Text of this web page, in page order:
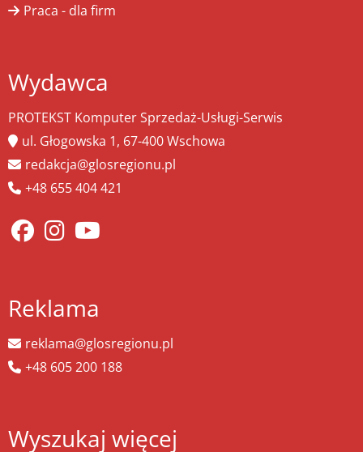
Praca - dla firm
Wydawca
PROTEKST Komputer Sprzedaż-Usługi-Serwis
ul. Głogowska 1, 67-400 Wschowa
redakcja@glosregionu.pl
+48 655 404 421
Reklama
reklama@glosregionu.pl
+48 605 200 188
Wyszukaj więcej